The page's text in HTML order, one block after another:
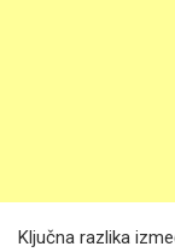
Ključna razlika